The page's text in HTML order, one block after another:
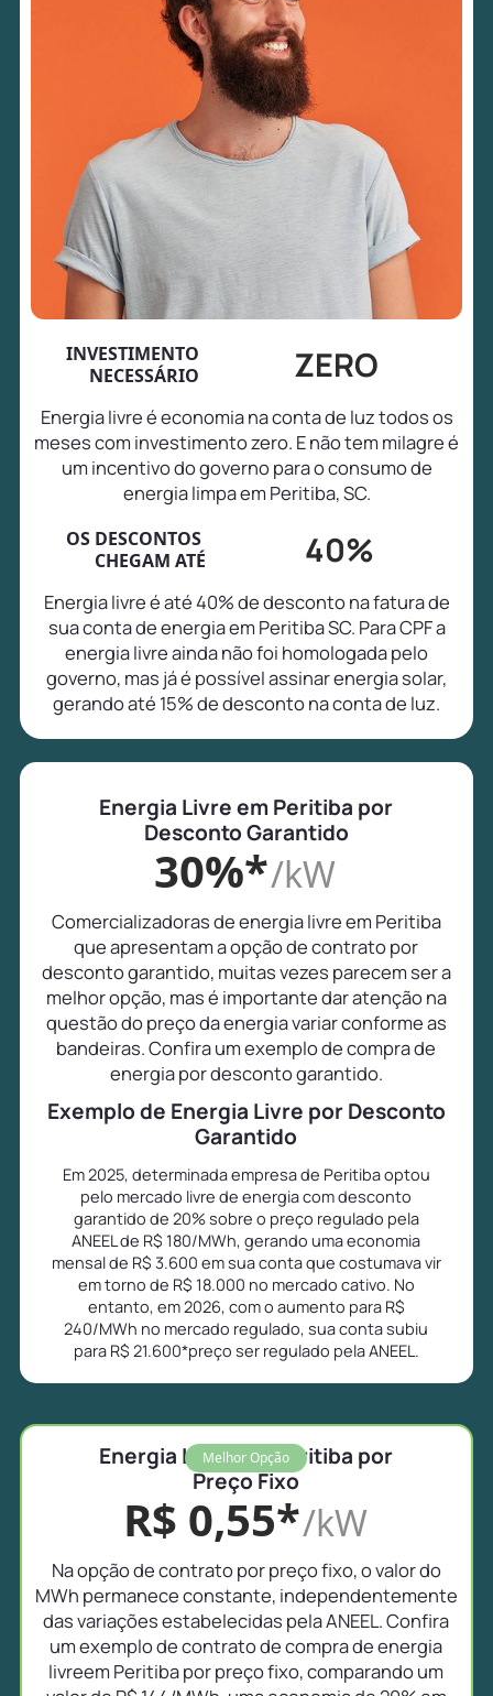
INVESTIMENTO
NECESSÁRIO
ZERO
Energia livre é economia na conta de luz todos os
meses com investimento zero. E não tem milagre é
um incentivo do governo para o consumo de
energia limpa em Peritiba, SC.
OS DESCONTOS
CHEGAM ATÉ
40%
Energia livre é até 40% de desconto na fatura de
sua conta de energia em Peritiba SC. Para CPF a
energia livre ainda não foi homologada pelo
governo, mas já é possível assinar energia solar,
gerando até 15% de desconto na conta de luz.
Energia Livre em Peritiba por
Desconto Garantido
30%*/kW
Comercializadoras de energia livre em Peritiba
que apresentam a opção de contrato por
desconto garantido, muitas vezes parecem ser a
melhor opção, mas é importante dar atenção na
questão do preço da energia variar conforme as
bandeiras. Confira um exemplo de compra de
energia por desconto garantido.
Exemplo de Energia Livre por Desconto
Garantido
Em 2025, determinada empresa de Peritiba optou
pelo mercado livre de energia com desconto
garantido de 20% sobre o preço regulado pela
ANEEL de R$ 180/MWh, gerando uma economia
mensal de R$ 3.600 em sua conta que costumava vir
em torno de R$ 18.000 no mercado cativo. No
entanto, em 2026, com o aumento para R$
240/MWh no mercado regulado, sua conta subiu
para R$ 21.600*preço ser regulado pela ANEEL.
Melhor Opção
Energia Livre em Peritiba por
Preço Fixo
R$ 0,55*/kW
Na opção de contrato por preço fixo, o valor do
MWh permanece constante, independentemente
das variações estabelecidas pela ANEEL. Confira
um exemplo de contrato de compra de energia
livreem Peritiba por preço fixo, comparando um